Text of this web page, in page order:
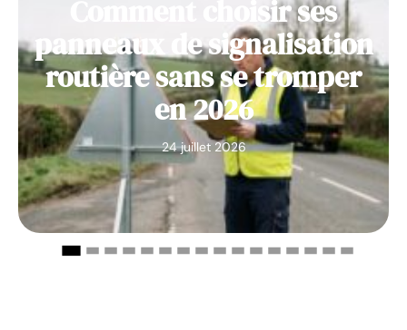
Comment choisir ses
panneaux de signalisation
routière sans se tromper
en 2026
24 juillet 2026